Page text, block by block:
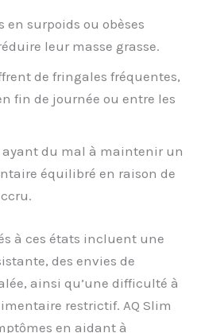
en surpoids ou obèses
leur masse grasse.
de fringales fréquentes,
fin de journée ou entre les
ayant du mal à maintenir un
équilibré en raison de
à ces états incluent une
des envies de
ainsi qu’une difficulté à
restrictif. AQ Slim
en aidant à